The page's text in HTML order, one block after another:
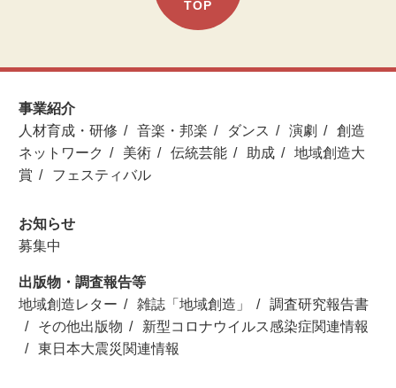
TOP
事業紹介
人材育成・研修
音楽・邦楽 ダンス 演劇
創造
ネットワーク
美術 伝統芸能 助成
地域創造大
賞
フェスティバル
お知らせ
募集中
出版物・調査報告等
地域創造レター
雑誌「地域創造」
調査研究報告書
その他出版物
新型コロナウイルス感染症関連情報
東日本大震災関連情報